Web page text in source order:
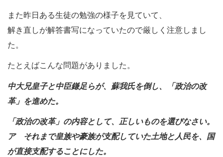
また昨日ある生徒の勉強の様子を見ていて、
解き直しが解答書写になっていたので厳しく注意しまし
た。
たとえばこんな問題がありました。
中大兄皇子と中臣鎌足らが、蘇我氏を倒し、「政治の改
革」を進めた。
「政治の改革」の内容として、正しいものを選びなさい。
ア それまで皇族や豪族が支配していた土地と人民を、国
が直接支配することにした。